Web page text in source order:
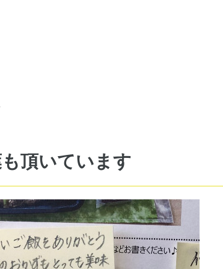
頂いています